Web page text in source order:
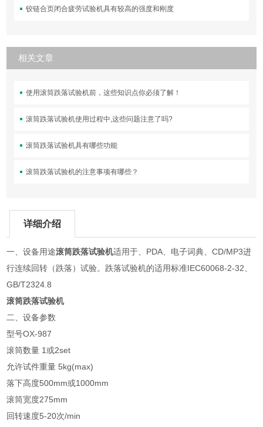
铰链合页闭合疲劳试验机具有较高的强度和刚度
相关文章
使用滚筒跌落试验机前，这些知识点你必须了解！
滚筒跌落试验机使用过程中,这些问题注意了吗?
滚筒跌落试验机具有哪些功能
滚筒跌落试验机的注意事项有哪些？
详细介绍
一、设备用途滚筒跌落试验机适用于、PDA、电子词典、CD/MP3进
行连续回转（跌落）试验。跌落试验机的适用标准IEC60068-2-32、
GB/T2324.8
滚筒跌落试验机
二、设备参数
型号OX-987
滚筒数量 1或2set
允许试件重量 5kg(max)
落下高度500mm或1000mm
滚筒宽度275mm
回转速度5-20次/min